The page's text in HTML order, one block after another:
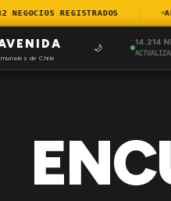
REGISTRADOS
de Chile
🌙
14.214